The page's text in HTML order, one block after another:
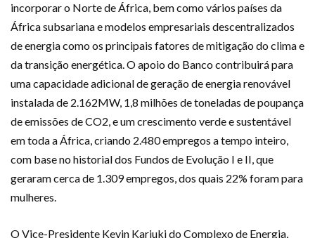
incorporar o Norte de África, bem como vários países da
África subsariana e modelos empresariais descentralizados
de energia como os principais fatores de mitigação do clima e
da transição energética. O apoio do Banco contribuirá para
uma capacidade adicional de geração de energia renovável
instalada de 2.162MW, 1,8 milhões de toneladas de poupança
de emissões de CO2, e um crescimento verde e sustentável
em toda a África, criando 2.480 empregos a tempo inteiro,
com base no historial dos Fundos de Evolução I e II, que
geraram cerca de 1.309 empregos, dos quais 22% foram para
mulheres.
O Vice-Presidente Kevin Kariuki do Complexo de Energia,